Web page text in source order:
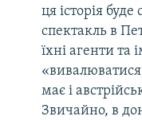
ця історія
спектакль в
їхні агенти та
«вивалюватися
має і
Звичайно, в